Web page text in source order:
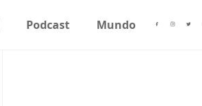
Podcast Mundo